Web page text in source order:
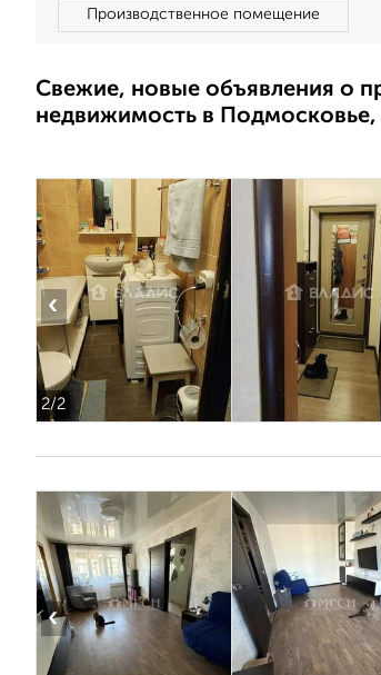
Производственное помещение
Свежие, новые объявления о
недвижимость в Подмосковье,
2/2
‹
‹